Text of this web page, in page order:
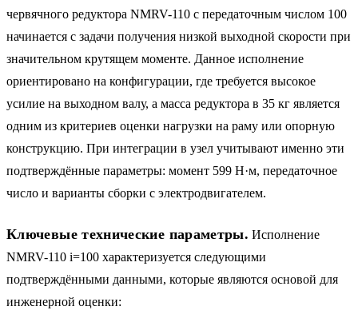
червячного редуктора NMRV-110 с передаточным числом 100
начинается с задачи получения низкой выходной скорости при
значительном крутящем моменте. Данное исполнение
ориентировано на конфигурации, где требуется высокое
усилие на выходном валу, а масса редуктора в 35 кг является
одним из критериев оценки нагрузки на раму или опорную
конструкцию. При интеграции в узел учитывают именно эти
подтверждённые параметры: момент 599 Н·м, передаточное
число и варианты сборки с электродвигателем.
Ключевые технические параметры. Исполнение
NMRV-110 i=100 характеризуется следующими
подтверждёнными данными, которые являются основой для
инженерной оценки: